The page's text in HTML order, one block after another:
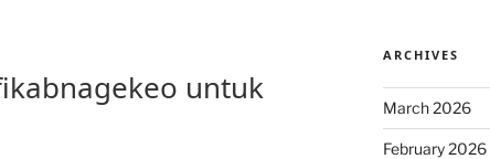
untuk
ARCHIVES
March 2026
February 2026